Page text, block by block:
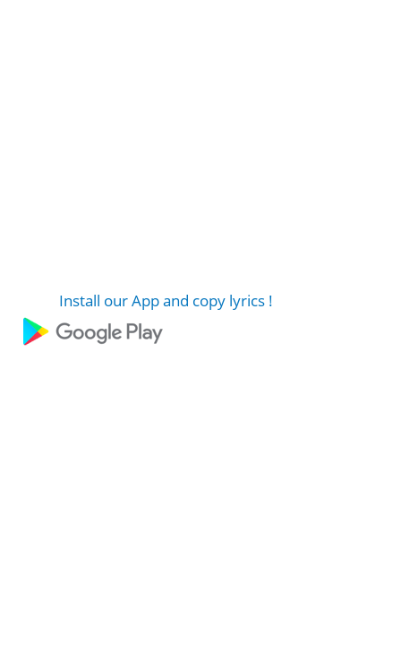
Install our App and copy lyrics !